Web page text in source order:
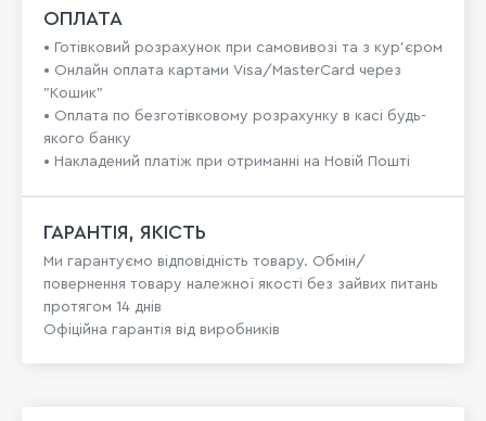
ОПЛАТА
• Готівковий розрахунок при самовивозі та з кур’єром
• Онлайн оплата картами Visa/MasterCard через
"Кошик"
• Оплата по безготівковому розрахунку в касі будь-
якого банку
• Накладений платіж при отриманні на Новій Пошті
ГАРАНТІЯ, ЯКІСТЬ
Ми гарантуємо відповідність товару. Обмін/
повернення товару належної якості без зайвих питань
протягом 14 днів
Офіційна гарантія від виробників